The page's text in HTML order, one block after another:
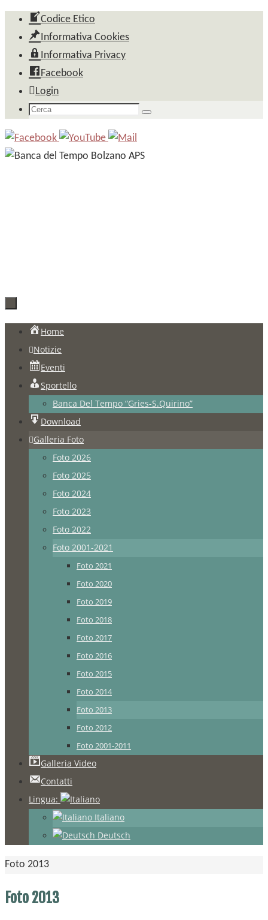
Salta
contenuto
Codice Etico
Informativa Cookies
Informativa Privacy
Facebook
Login
Cerca
Cerca
Salta
contenuto
Home
Notizie
Eventi
Sportello
Banca Del Tempo “Gries-S.Quirino”
Download
Galleria Foto
Foto 2026
Foto 2025
Foto 2024
Foto 2023
Foto 2022
Foto 2001-2021
Foto 2021
Foto 2020
Foto 2019
Foto 2018
Foto 2017
Foto 2016
Foto 2015
Foto 2014
Foto 2013
Foto 2012
Foto 2001-2011
Galleria Video
Contatti
Lingua:
Italiano
Deutsch
Home
Foto 2013
Foto 2013